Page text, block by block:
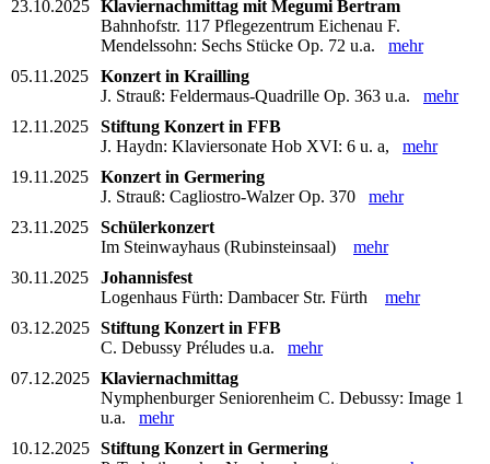
23.10.2025 Klaviernachmittag mit Megumi Bertram
Bahnhofstr. 117 Pflegezentrum Eichenau F.
Mendelssohn: Sechs Stücke Op. 72 u.a. mehr
05.11.2025
Konzert in Krailling
J. Strauß: Feldermaus-Quadrille Op. 363 u.a. mehr
12.11.2025
Stiftung Konzert in FFB
J. Haydn: Klaviersonate Hob XVI: 6 u. a, mehr
19.11.2025
Konzert in Germering
J. Strauß: Cagliostro-Walzer Op. 370 mehr
23.11.2025
Schülerkonzert
Im Steinwayhaus (Rubinsteinsaal) mehr
30.11.2025
Johannisfest
Logenhaus Fürth: Dambacer Str. Fürth mehr
03.12.2025 Stiftung Konzert in FFB
C. Debussy Préludes u.a. mehr
07.12.2025 Klaviernachmittag
Nymphenburger Seniorenheim C. Debussy: Image 1
u.a. mehr
10.12.2025 Stiftung Konzert in Germering